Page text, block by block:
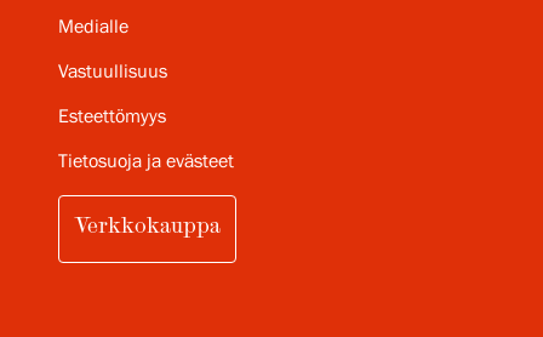
Medialle
Vastuullisuus
Esteettömyys
Tietosuoja ja evästeet
Verkkokauppa